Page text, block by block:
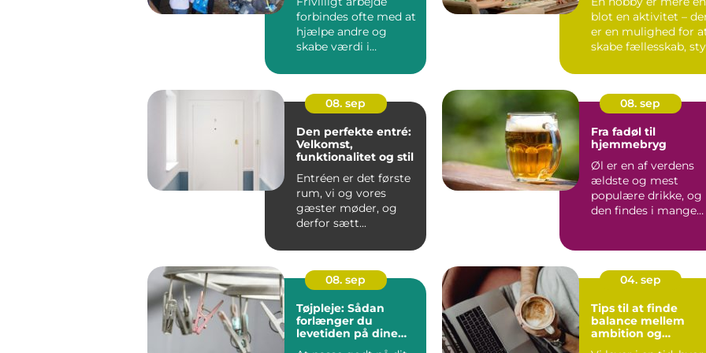
forbindes ofte med at
hjælpe andre og
skabe værdi i
blot en aktivitet –
er en mulighed for
skabe fællesskab,
08. sep
Den perfekte entré:
Velkomst,
funktionalitet og stil
Entréen er det første
rum, vi og vores
gæster møder, og
derfor sætt...
08. sep
Fra fadøl til
hjemmebryg
Øl er en af verdens
ældste og mest
populære drikke, og
den findes i mange
08. sep
Tøjpleje: Sådan
forlænger du
levetiden på dine
04. sep
Tips til at finde
balance mellem
ambition og